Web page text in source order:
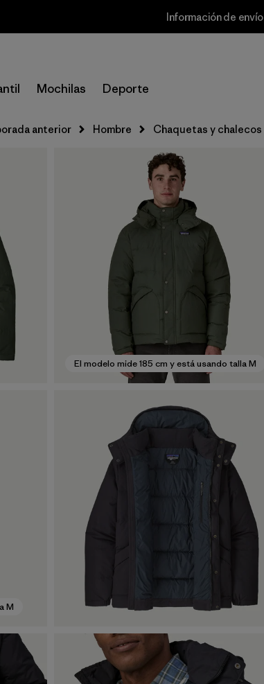
Información de envío
Mochilas Deporte
anterior Hombre Chaquetas y chalecos
El modelo mide 185 cm y está usando talla M
M